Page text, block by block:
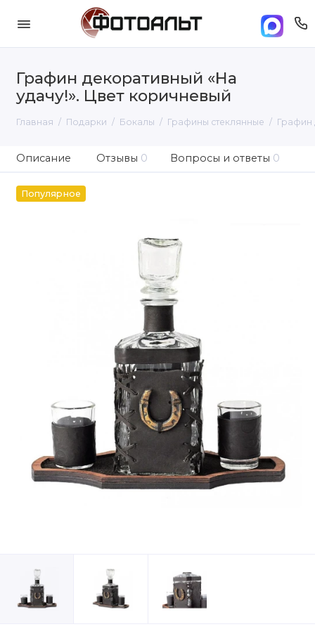
Графин декоративный «На
удачу!». Цвет коричневый
Главная Подарки Бокалы Графины стеклянные Графин
Описание Отзывы 0 Вопросы и ответы 0
Популярное